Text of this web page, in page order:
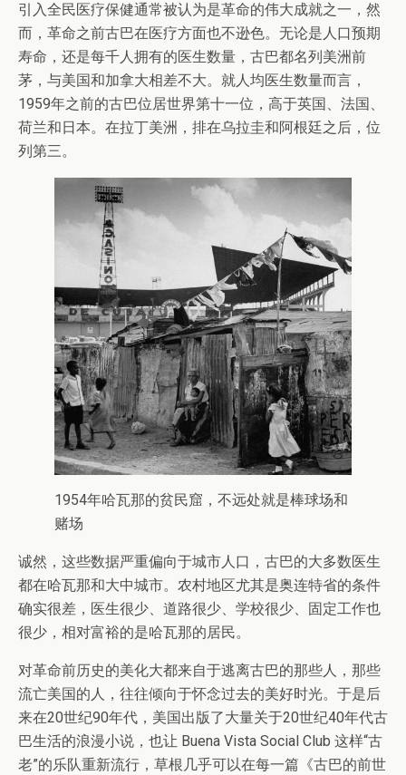
引入全民医疗保健通常被认为是革命的伟大成就之一，然
而，革命之前古巴在医疗方面也不逊色。无论是人口预期
寿命，还是每千人拥有的医生数量，古巴都名列美洲前
茅，与美国和加拿大相差不大。就人均医生数量而言，
1959年之前的古巴位居世界第十一位，高于英国、法国、
荷兰和日本。在拉丁美洲，排在乌拉圭和阿根廷之后，位
列第三。
1954年哈瓦那的贫民窟，不远处就是棒球场和
赌场
诚然，这些数据严重偏向于城市人口，古巴的大多数医生
都在哈瓦那和大中城市。农村地区尤其是奥连特省的条件
确实很差，医生很少、道路很少、学校很少、固定工作也
很少，相对富裕的是哈瓦那的居民。
对革命前历史的美化大都来自于逃离古巴的那些人，那些
流亡美国的人，往往倾向于怀念过去的美好时光。于是后
来在20世纪90年代，美国出版了大量关于20世纪40年代古
巴生活的浪漫小说，也让 Buena Vista Social Club 这样“古
老”的乐队重新流行，草根几乎可以在每一篇《古巴的前世